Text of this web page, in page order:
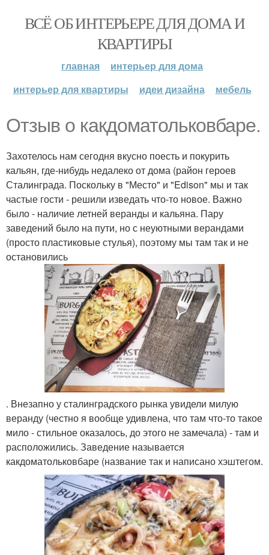
ВСЁ ОБ ИНТЕРЬЕРЕ ДЛЯ ДОМА И
КВАРТИРЫ
главная
интерьер для дома
интерьер для квартиры
идеи дизайна мебель
Отзыв о какдоматольковбаре.
Захотелось нам сегодня вкусно поесть и покурить
кальян, где-нибудь недалеко от дома (район героев
Сталинграда. Поскольку в "Место" и "Edison" мы и так
частые гости - решили изведать что-то новое. Важно
было - наличие летней веранды и кальяна. Пару
заведений было на пути, но с неуютными верандами
(просто пластиковые стулья), поэтому мы там так и не
остановились
. Внезапно у сталинградского рынка увидели милую
веранду (честно я вообще удивлена, что там что-то такое
мило - стильное оказалось, до этого не замечала) - там и
расположились. Заведение называется
какдоматольковбаре (название так и написано хэштегом.